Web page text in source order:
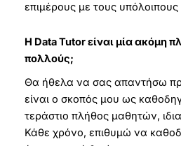
επιμέρους με τους
Η Data Tutor είναι μία ακόμη
πολλούς;
Θα ήθελα να σας απαντήσω
είναι ο σκοπός μου ως
τεράστιο πλήθος μαθητών,
Κάθε χρόνο, επιθυμώ να